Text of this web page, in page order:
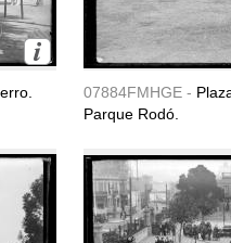
07884FMHGE -
Parque Rodó.